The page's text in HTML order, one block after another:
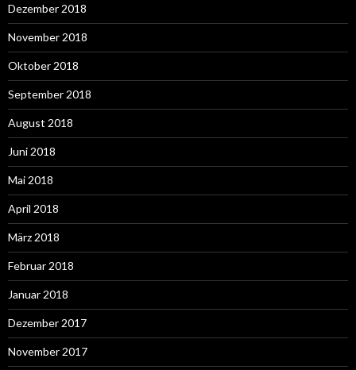
Dezember 2018
November 2018
Oktober 2018
September 2018
August 2018
Juni 2018
Mai 2018
April 2018
März 2018
Februar 2018
Januar 2018
Dezember 2017
November 2017